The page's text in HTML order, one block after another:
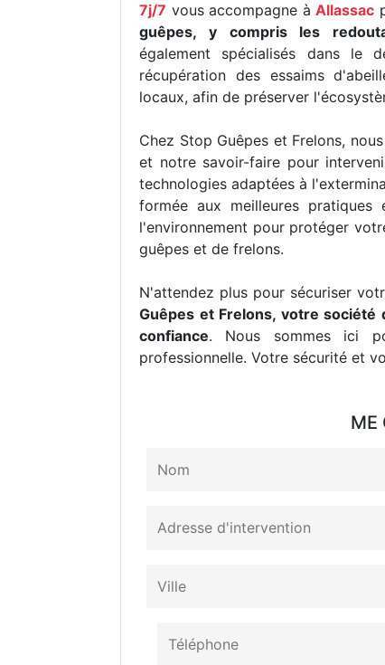
7j/7 vous accompagne àAllassac
guêpes, y compris les
également spécialisés dans le
récupération des essaims
locaux, afin de préserver
Chez Stop Guêpes et Frelons,
et notre savoir-faire pour
technologies adaptées à
formée aux meilleures
l'environnement pour protéger
guêpes et de frelons.
N'attendez plus pour sécuriser
Guêpes et Frelons, votre
confiance. Nous sommes ici
professionnelle. Votre sécurité et
ME